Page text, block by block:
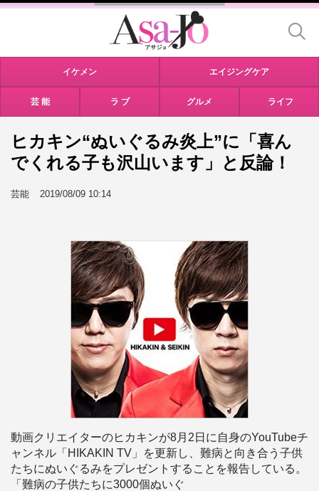
イケメン エイジングケア
芸 能 ラ ブ グルメ ライフ
ヒカキン“ぬいぐるみ炎上”に「喜ん
でくれる子も沢山います」と反論！
芸能 2019/08/09 10:14
動画クリエイターのヒカキンが8月2日に自身のYouTubeチ
ャンネル「HIKAKIN TV」を更新し、難病と向き合う子供
たちにぬいぐるみをプレゼントすることを報告している。
「難病の子供たちに3000個ぬいぐ